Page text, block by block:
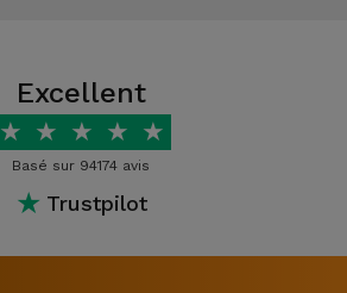
Excellent
★ ★ ★ ★ ★
Basé sur 94174 avis
★ Trustpilot